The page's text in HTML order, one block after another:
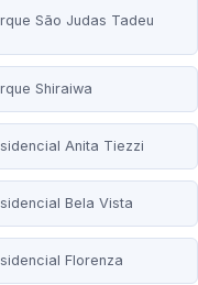
São Judas Tadeu
Shiraiwa
Anita Tiezzi
Bela Vista
Florenza